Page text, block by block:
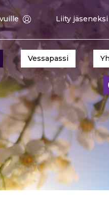
Liity jäseneksi
Vessapassi